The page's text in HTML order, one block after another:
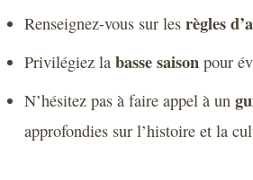
Renseignez-vous sur les règles
Privilégiez la basse saisonpour
N’hésitez pas à faire appel à un
approfondies sur l’histoire et la